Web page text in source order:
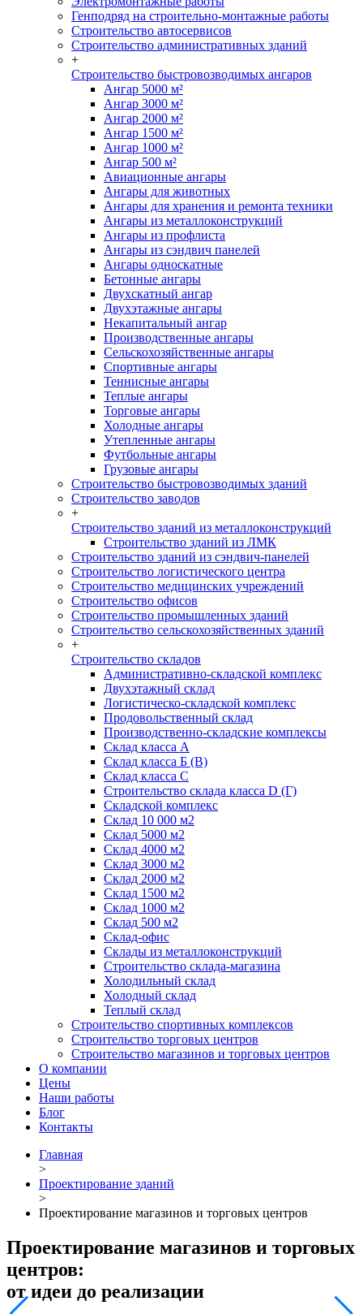
Генподряд на строительно-монтажные работы
Строительство автосервисов
Строительство административных зданий
+
Строительство быстровозводимых ангаров
Ангар 5000 м²
Ангар 3000 м²
Ангар 2000 м²
Ангар 1500 м²
Ангар 1000 м²
Ангар 500 м²
Авиационные ангары
Ангары для животных
Ангары для хранения и ремонта техники
Ангары из металлоконструкций
Ангары из профлиста
Ангары из сэндвич панелей
Ангары односкатные
Бетонные ангары
Двухскатный ангар
Двухэтажные ангары
Некапитальный ангар
Производственные ангары
Сельскохозяйственные ангары
Спортивные ангары
Теннисные ангары
Теплые ангары
Торговые ангары
Холодные ангары
Утепленные ангары
Футбольные ангары
Грузовые ангары
Строительство быстровозводимых зданий
Строительство заводов
+
Строительство зданий из металлоконструкций
Строительство зданий из ЛМК
Строительство зданий из сэндвич-панелей
Строительство логистического центра
Строительство медицинских учреждений
Строительство офисов
Строительство промышленных зданий
Строительство сельскохозяйственных зданий
+
Строительство складов
Административно-складской комплекс
Двухэтажный склад
Логистическо-складской комплекс
Продовольственный склад
Производственно-складские комплексы
Склад класса А
Склад класса Б (B)
Склад класса С
Строительство склада класса D (Г)
Складской комплекс
Склад 10 000 м2
Склад 5000 м2
Склад 4000 м2
Склад 3000 м2
Склад 2000 м2
Склад 1500 м2
Склад 1000 м2
Склад 500 м2
Склад-офис
Склады из металлоконструкций
Строительство склада-магазина
Холодильный склад
Холодный склад
Теплый склад
Строительство спортивных комплексов
Строительство торговых центров
Строительство магазинов и торговых центров
О компании
Цены
Наши работы
Блог
Контакты
Главная
>
Проектирование зданий
>
Проектирование магазинов и торговых центров
Проектирование магазинов и торговых
центров:
от идеи до реализации